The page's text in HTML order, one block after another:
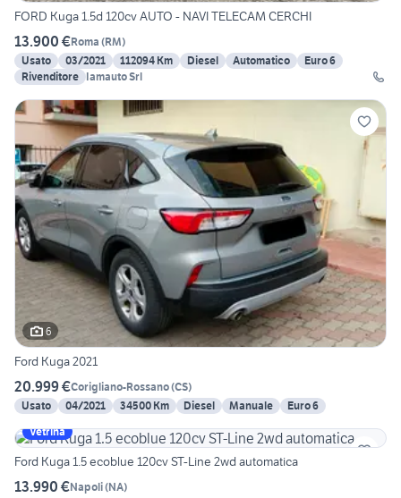
FORD Kuga 1.5d 120cv AUTO - NAVI TELECAM CERCHI
13.900 €Roma (RM)
Usato
03/2021 112094 Km Diesel Automatico
Euro 6
Rivenditore Iamauto Srl
6
Ford Kuga 2021
20.999 €Corigliano-Rossano(CS)
Usato
04/2021 34500 Km Diesel Manuale
Euro 6
Vetrina
Ford Kuga 1.5 ecoblue 120cv ST-Line 2wd automatica
13.990 €Napoli(NA)